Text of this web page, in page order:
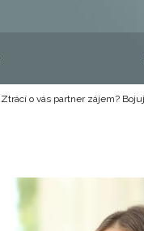
Ztrácí o vás partner zájem?